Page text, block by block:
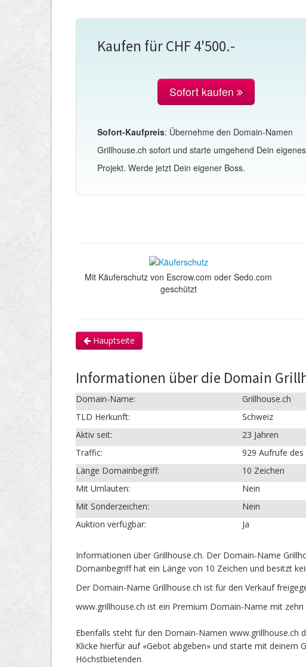
Kaufen für CHF 4'500.-
Sofort kaufen
Sofort-Kaufpreis: Übernehme den Domain-Namen
Grillhouse.ch sofort und starte umgehend Dein eigenes
Projekt. Werde jetzt Dein eigener Boss.
Mit Käuferschutz von Escrow.com oder Sedo.com
geschützt
Hauptseite
Informationen über die Domain
Domain-Name:
Grillhouse.ch
TLD Herkunft:
Schweiz
Aktiv seit:
23 Jahren
Traffic:
929 Aufrufe
Länge Domainbegriff:
10 Zeichen
Mit Umlauten:
Nein
Mit Sonderzeichen:
Nein
Auktion verfügbar:
Ja
Informationen über Grillhouse.ch. Der Domain-Name
Domainbegriff hat ein Länge von 10 Zeichen und besitzt
Der Domain-Name Grillhouse.ch ist für den Verkauf
www.grillhouse.ch ist ein Premium Domain-Name mit
Ebenfalls steht für den Domain-Namen www.grillhouse.ch
Klicke hierfür auf «Gebot abgeben» und starte mit deinem
Höchstbietenden.